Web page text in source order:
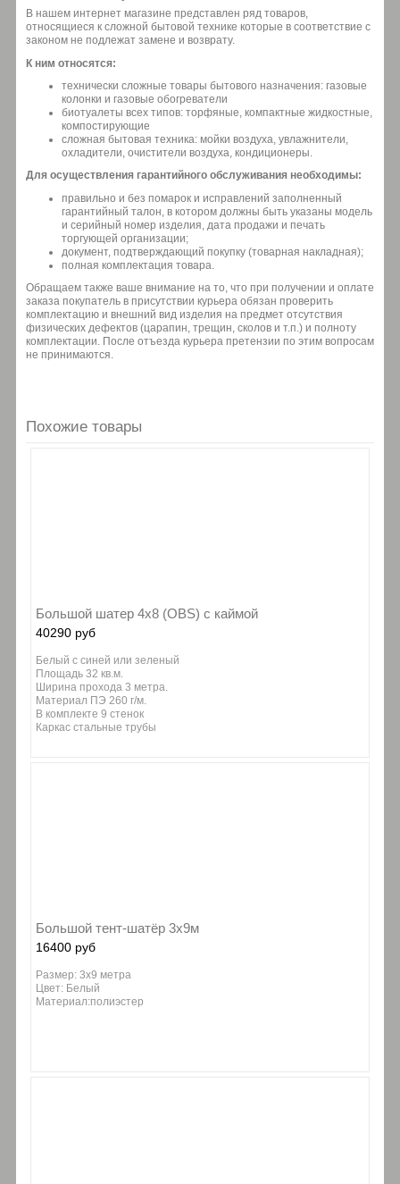
В нашем интернет магазине представлен ряд товаров,
относящиеся к сложной бытовой технике которые в соответствие с
законом не подлежат замене и возврату.
К ним относятся:
технически сложные товары бытового назначения: газовые
колонки и газовые обогреватели
биотуалеты всех типов: торфяные, компактные жидкостные,
компостирующие
сложная бытовая техника: мойки воздуха, увлажнители,
охладители, очистители воздуха, кондиционеры.
Для осуществления гарантийного обслуживания необходимы:
правильно и без помарок и исправлений заполненный
гарантийный талон, в котором должны быть указаны модель
и серийный номер изделия, дата продажи и печать
торгующей организации;
документ, подтверждающий покупку (товарная накладная);
полная комплектация товара.
Обращаем также ваше внимание на то, что при получении и оплате
заказа покупатель в присутствии курьера обязан проверить
комплектацию и внешний вид изделия на предмет отсутствия
физических дефектов (царапин, трещин, сколов и т.п.) и полноту
комплектации. После отъезда курьера претензии по этим вопросам
не принимаются.
Похожие товары
Большой шатер 4х8 (OBS) с каймой
40290 руб
Белый с синей или зеленый
Площадь 32 кв.м.
Ширина прохода 3 метра.
Материал ПЭ 260 г/м.
В комплекте 9 стенок
Каркас стальные трубы
Большой тент-шатёр 3х9м
16400 руб
Размер: 3х9 метра
Цвет: Белый
Материал:полиэстер